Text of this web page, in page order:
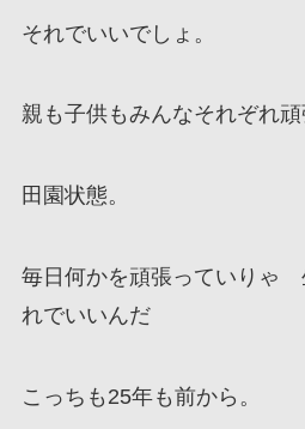
それでいいでしょ。
親も子供もみんなそれぞれ頑
田園状態。
毎日何かを頑張っていり
れでいいんだ
こっちも25年も前から。